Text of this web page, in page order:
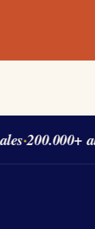
·200.000+